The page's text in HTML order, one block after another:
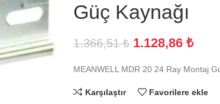
Güç Kaynağı
1.366,51₺ 1.128,86 ₺
MEANWELL MDR 20 24 Ray Montaj
Karşılaştır Favorilere ekle